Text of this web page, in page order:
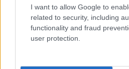
I want to allow Google to
related to security, including
functionality and fraud
user protection.
MAPPA DEL